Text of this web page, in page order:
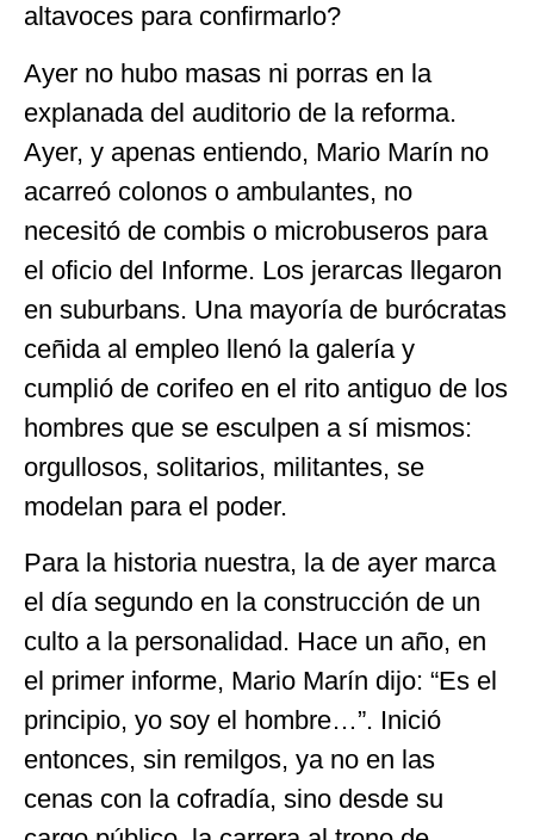
altavoces para confirmarlo?
Ayer no hubo masas ni porras en la
explanada del auditorio de la reforma.
Ayer, y apenas entiendo, Mario Marín no
acarreó colonos o ambulantes, no
necesitó de combis o microbuseros para
el oficio del Informe. Los jerarcas llegaron
en suburbans. Una mayoría de burócratas
ceñida al empleo llenó la galería y
cumplió de corifeo en el rito antiguo de los
hombres que se esculpen a sí mismos:
orgullosos, solitarios, militantes, se
modelan para el poder.
Para la historia nuestra, la de ayer marca
el día segundo en la construcción de un
culto a la personalidad. Hace un año, en
el primer informe, Mario Marín dijo: “Es el
principio, yo soy el hombre…”. Inició
entonces, sin remilgos, ya no en las
cenas con la cofradía, sino desde su